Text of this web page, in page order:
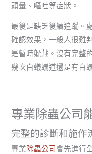
頭暈、嘔吐等症狀。
最後是缺乏後續追蹤。
確認效果，一般人很難
是暫時躲藏。沒有完整
幾次白蟻蟻道還是有白
專業除蟲公司
完整的診斷和施作
專業除蟲公司會先進行